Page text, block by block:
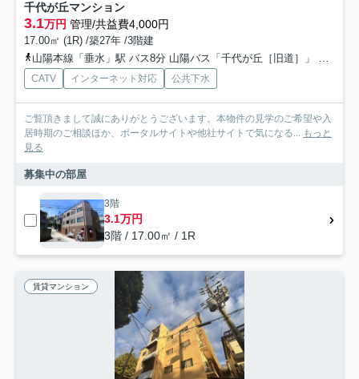
千代が丘マンション
3.1万円 管理/共益費4,000円
17.00㎡ (1R) /築27年 /3階建
山陽本線「垂水」駅 バス8分 山陽バス「千代が丘［旧道］」 停歩3分
CATV インターネット対応 公共下水
ご覧頂きまして誠にありがとうございます。本物件の見学のご希望や入
居時期のご相談ほか、ポータルサイトや他社サイトで気になる... もっと
見る
募集中の部屋
3階
3.1万円
3階 / 17.00㎡ / 1R
賃貸マンション